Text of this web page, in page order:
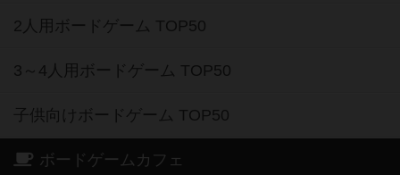
2人用ボードゲーム TOP50
3～4人用ボードゲーム TOP50
子供向けボードゲーム TOP50
ボードゲームカフェ